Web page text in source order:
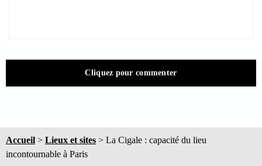
Cliquez pour commenter
Accueil > Lieux et sites > La Cigale : capacité du lieu
incontournable à Paris